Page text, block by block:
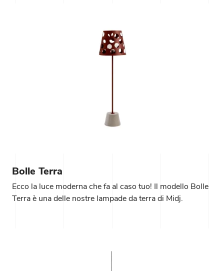
Bolle Terra
Ecco la luce moderna che fa al caso tuo! Il modello Bolle
Terra è una delle nostre lampade da terra di Midj.